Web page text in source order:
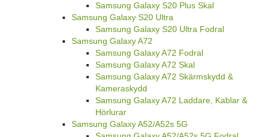
Samsung Galaxy S20 Plus Skal
Samsung Galaxy S20 Ultra
Samsung Galaxy S20 Ultra Fodral
Samsung Galaxy A72
Samsung Galaxy A72 Fodral
Samsung Galaxy A72 Skal
Samsung Galaxy A72 Skärmskydd &
Kameraskydd
Samsung Galaxy A72 Laddare, Kablar &
Hörlurar
Samsung Galaxy A52/A52s 5G